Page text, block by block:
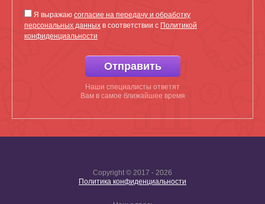
Я выражаю согласие на передачу и обработку
персональных данных в соответствии с Политикой
конфиденциальности
Отправить
Наши специалисты ответят
Вам в самое ближайшее время
Copyright © 2017 - 2026
Политика конфиденциальности